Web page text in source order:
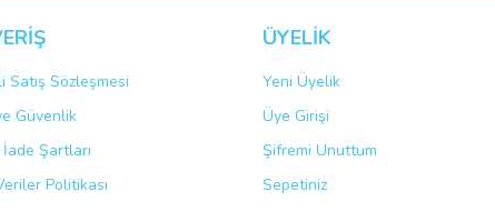
Satış Sözleşmesi
Güvenlik
Şartları
Politikası
ÜYELİK
Yeni Üyelik
Üye Girişi
Şifremi Unuttum
Sepetiniz